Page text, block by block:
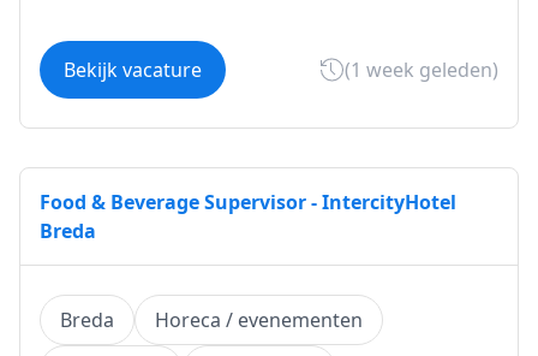
Bekijk vacature (1 week geleden)
Food & Beverage Supervisor - IntercityHotel
Breda
Breda
Horeca / evenementen